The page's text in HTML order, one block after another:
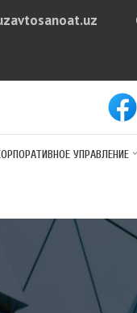
УПРАВЛЕНИЕ